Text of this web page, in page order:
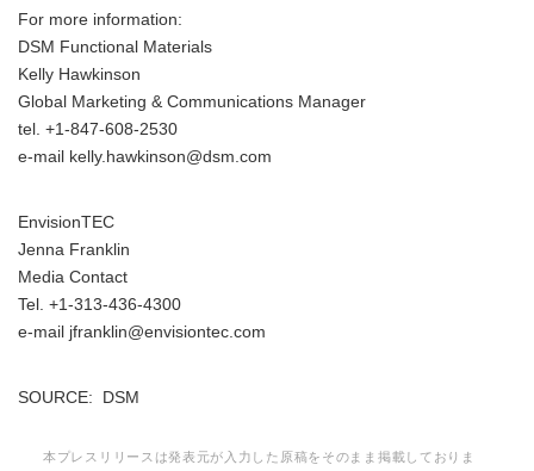
For more information:
DSM Functional Materials
Kelly Hawkinson
Global Marketing & Communications Manager
tel. +1-847-608-2530
e-mail kelly.hawkinson@dsm.com
EnvisionTEC
Jenna Franklin
Media Contact
Tel. +1-313-436-4300
e-mail jfranklin@envisiontec.com
SOURCE: DSM
本プレスリリースは発表元が入力した原稿をそのまま掲載しておりま